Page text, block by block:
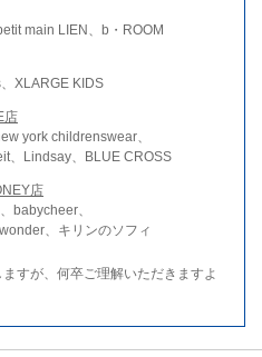
main LIEN、b・ROOM
XLARGE KIDS
店
york childrenswear、
、Lindsay、BLUE CROSS
店
babycheer、
、キリンのソフィ
すが、何卒ご理解いただきますよ